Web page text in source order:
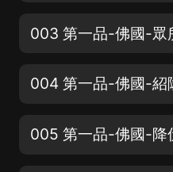
005 第一品-佛國-降